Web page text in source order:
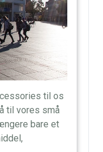
til os
til vores små
bare et